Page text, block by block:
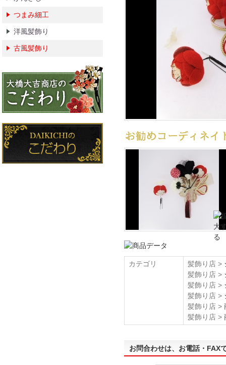
カテゴリ 髪飾り店 >
髪飾り店 >
髪飾り店 >
髪飾り店 >
髪飾り店 >
髪飾り店 >
お問合わせは、お電話・FAX
つまみ細工
洋風髪飾り
古風髪飾り